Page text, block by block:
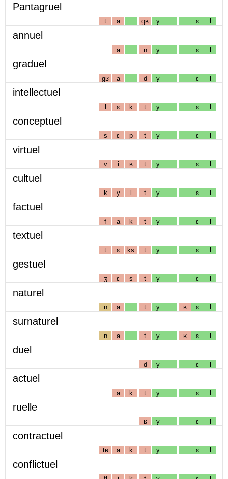
Pantagruel
t a gʁ y ɛ l
annuel
a n y ɛ l
graduel
gʁ a d y ɛ l
intellectuel
l ɛ k t y ɛ l
conceptuel
s ɛ p t y ɛ l
virtuel
v i ʁ t y ɛ l
cultuel
k y l t y ɛ l
factuel
f a k t y ɛ l
textuel
t ɛ ks t y ɛ l
gestuel
ʒ ɛ s t y ɛ l
naturel
n a t y ʁ ɛ l
surnaturel
n a t y ʁ ɛ l
duel
d y ɛ l
actuel
a k t y ɛ l
ruelle
ʁ y ɛ l
contractuel
tʁ a k t y ɛ l
conflictuel